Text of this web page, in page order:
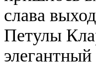
слава
Петулы